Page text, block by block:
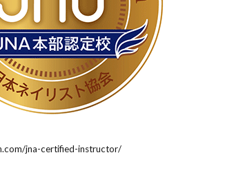
jna-certified-instructor/